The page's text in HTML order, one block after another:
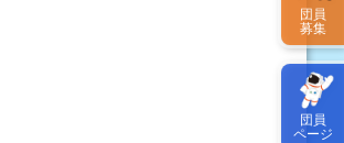
団員
募集
団員
ページ